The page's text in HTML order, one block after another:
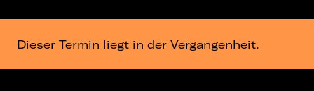
Dieser Termin liegt in der Vergangenheit.